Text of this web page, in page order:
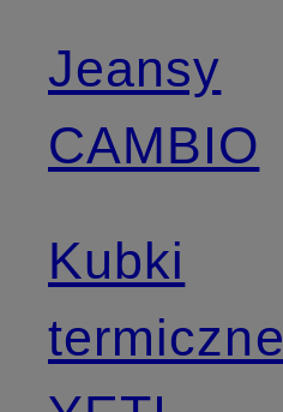
Jeansy
CAMBIO
Kubki
termiczne